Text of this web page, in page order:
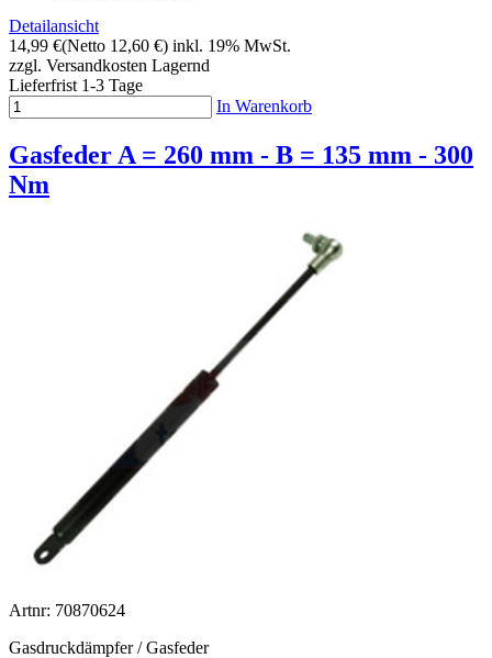
Detailansicht
14,99 €(Netto 12,60 €) inkl. 19% MwSt.
zzgl. Versandkosten Lagernd
Lieferfrist 1-3 Tage
In Warenkorb
Gasfeder A = 260 mm - B = 135 mm - 300
Nm
Artnr: 70870624
Gasdruckdämpfer / Gasfeder